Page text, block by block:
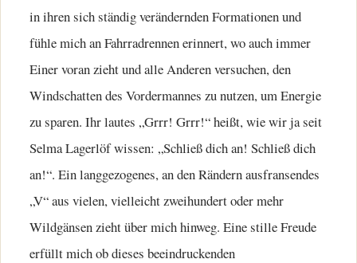
in ihren sich ständig verändernden Formationen und
fühle mich an Fahrradrennen erinnert, wo auch immer
Einer voran zieht und alle Anderen versuchen, den
Windschatten des Vordermannes zu nutzen, um Energie
zu sparen. Ihr lautes „Grrr! Grrr!“ heißt, wie wir ja seit
Selma Lagerlöf wissen: „Schließ dich an! Schließ dich
an!“. Ein langgezogenes, an den Rändern ausfransendes
„V“ aus vielen, vielleicht zweihundert oder mehr
Wildgänsen zieht über mich hinweg. Eine stille Freude
erfüllt mich ob dieses beeindruckenden